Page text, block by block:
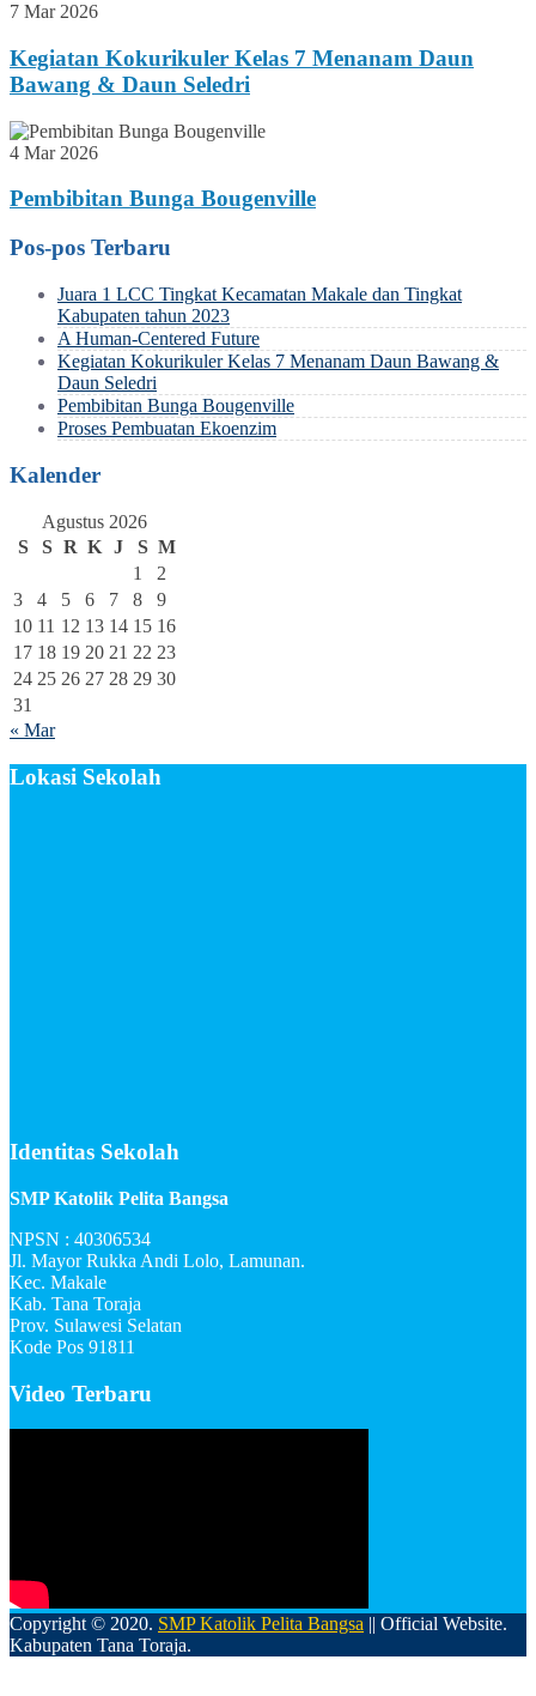
7 Mar 2026
Kegiatan Kokurikuler Kelas 7 Menanam Daun
Bawang & Daun Seledri
4 Mar 2026
Pembibitan Bunga Bougenville
Pos-pos Terbaru
Juara 1 LCC Tingkat Kecamatan Makale dan Tingkat
Kabupaten tahun 2023
A Human-Centered Future
Kegiatan Kokurikuler Kelas 7 Menanam Daun Bawang &
Daun Seledri
Pembibitan Bunga Bougenville
Proses Pembuatan Ekoenzim
Kalender
Agustus 2026
S
S R K J S M
1
2
3
4 5 6 7 8
9
10 11 12 13 14 15 16
17 18 19 20 21 22 23
24 25 26 27 28 29 30
31
« Mar
Lokasi Sekolah
Identitas Sekolah
SMP Katolik Pelita Bangsa
NPSN : 40306534
Jl. Mayor Rukka Andi Lolo, Lamunan.
Kec. Makale
Kab. Tana Toraja
Prov. Sulawesi Selatan
Kode Pos 91811
Video Terbaru
Copyright © 2020. SMP Katolik Pelita Bangsa || Official Website.
Kabupaten Tana Toraja.